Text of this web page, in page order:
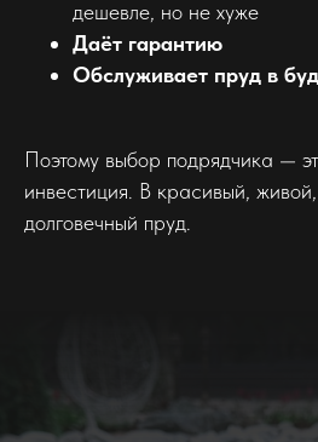
дешевле, но не хуже
Даёт гарантию
Обслуживает пруд в
Поэтому выбор подрядчика —
инвестиция. В красивый,
долговечный пруд.